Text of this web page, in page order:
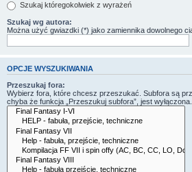
Szukaj któregokolwiek z wyrażeń
Szukaj wg autora:
Można użyć gwiazdki (*) jako zamiennika dowolnego
OPCJE WYSZUKIWANIA
Przeszukaj fora:
Wybierz fora, które chcesz przeszukać. Subfora są
chyba że funkcja „Przeszukuj subfora”, jest wyłączona.